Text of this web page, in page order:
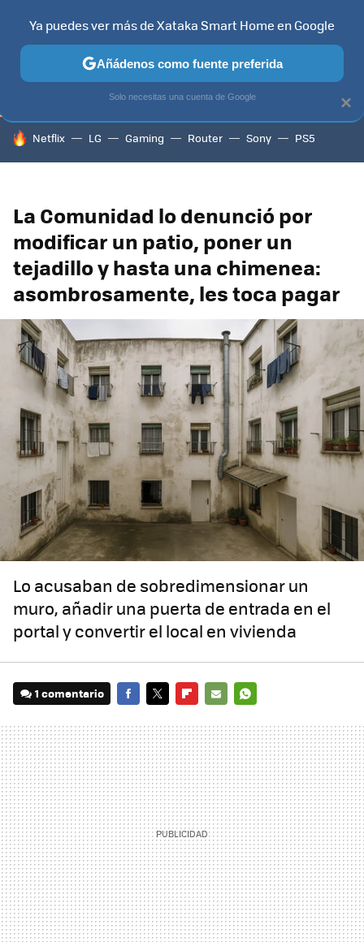
TELEVISORES CONTENIDOS SMART TV SELECCIÓN
HOY SE HABLA DE
Netflix LG Gaming Router Sony PS5
La Comunidad lo denunció por
modificar un patio, poner un
tejadillo y hasta una chimenea:
asombrosamente, les toca pagar
Lo acusaban de sobredimensionar un
muro, añadir una puerta de entrada en el
portal y convertir el local en vivienda
1 comentario
MAIL
×
Ya puedes ver más de Xataka Smart Home en Google
Añádenos como fuente preferida
Solo necesitas una cuenta de Google